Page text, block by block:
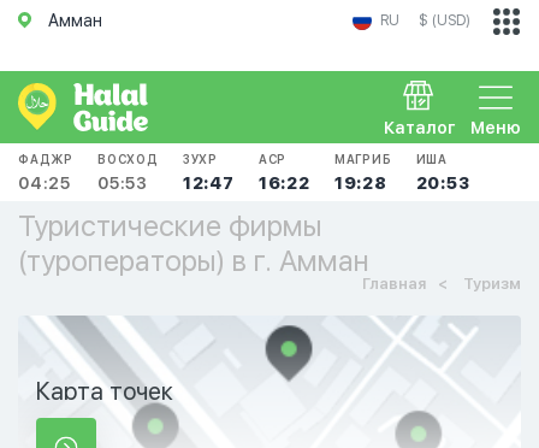
Амман RU $ (USD)
Меню
Каталог
ФАДЖР
04:25
ВОСХОД
05:53
ЗУХР
12:47
АСР
16:22
МАГРИБ
19:28
ИША
20:53
Туристические фирмы
(туроператоры) в г. Амман
Главная Туризм
Карта точек